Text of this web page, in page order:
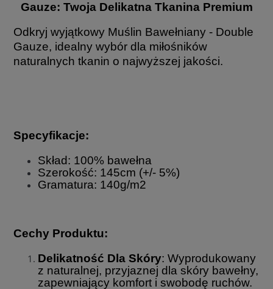
Gauze: Twoja Delikatna Tkanina Premium
Odkryj wyjątkowy Muślin Bawełniany - Double
Gauze, idealny wybór dla miłośników
naturalnych tkanin o najwyższej jakości.
Specyfikacje:
Skład: 100% bawełna
Szerokość: 145cm (+/- 5%)
Gramatura: 140g/m2
Cechy Produktu:
Delikatność Dla Skóry: Wyprodukowany
z naturalnej, przyjaznej dla skóry bawełny,
zapewniający komfort i swobodę ruchów.